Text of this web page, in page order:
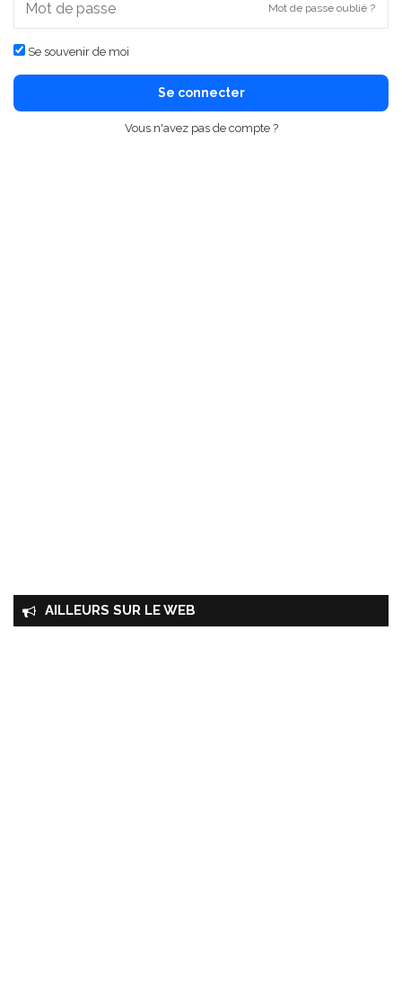
Mot de passe oublié ?
Se souvenir de moi
Se connecter
Vous n'avez pas de compte ?
AILLEURS SUR LE WEB